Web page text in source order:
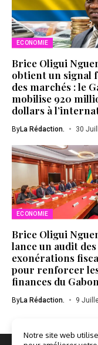
ECONOMIE
Brice Oligui
obtient un signal
des marchés : le
mobilise 920
dollars à
ByLa Rédaction. 30
ECONOMIE
Brice Oligui
lance un audit des
exonérations
pour renforcer
finances du Gabon
ByLa Rédaction. 9
Notre site web